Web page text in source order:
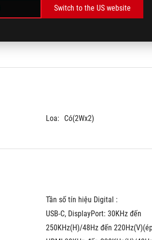
Switch to the US website
Đầu cắm Tai nghe : Có
Loa: Có(2Wx2)
Tần số tín hiệu Digital :
USB-C, DisplayPort: 30KHz đến
250KHz(H)/48Hz đến